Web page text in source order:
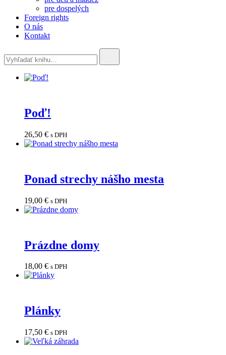
pre dospelých
Foreign rights
O nás
Kontakt
for:
Poď!
26,50 € s DPH
Ponad strechy nášho mesta
19,00 € s DPH
Prázdne domy
18,00 € s DPH
Plánky
17,50 € s DPH